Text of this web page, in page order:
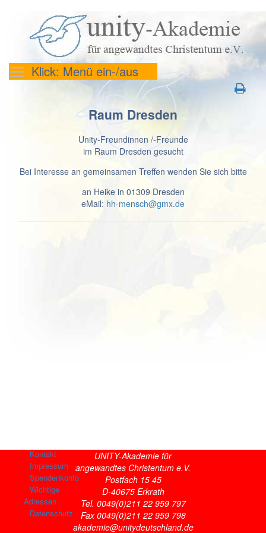
UNITY-Akademie für
angewandtes Christentum e.V.
Postfach 15 45
D-40675 Erkrath
Tel. 0049(0)211 22 959 797
Fax 0049(0)211 22 959 798
akademie@unitydeutschland.de
Kontakt
Impressum
Spendenkonto
Wichtige
Adressen
Datenschutz
Klick: Menü ein-/aus
Raum Dresden
Unity-Freundinnen /-Freunde
im Raum Dresden gesucht
Bei Interesse an gemeinsamen Treffen wenden Sie sich bitte
an Heike in 01309 Dresden
eMail: hh-mensch@gmx.de